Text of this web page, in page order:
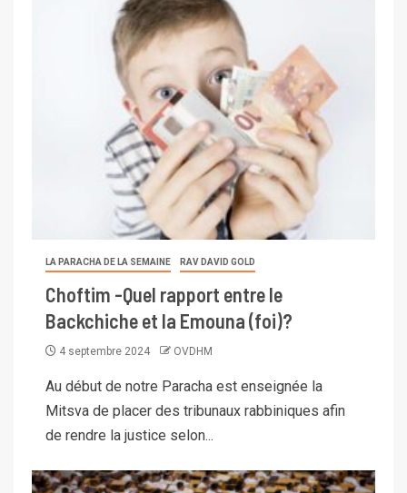
LA PARACHA DE LA SEMAINE RAV DAVID GOLD
Choftim -Quel rapport entre le
Backchiche et la Emouna (foi)?
4 septembre 2024 OVDHM
Au début de notre Paracha est enseignée la
Mitsva de placer des tribunaux rabbiniques afin
de rendre la justice selon...